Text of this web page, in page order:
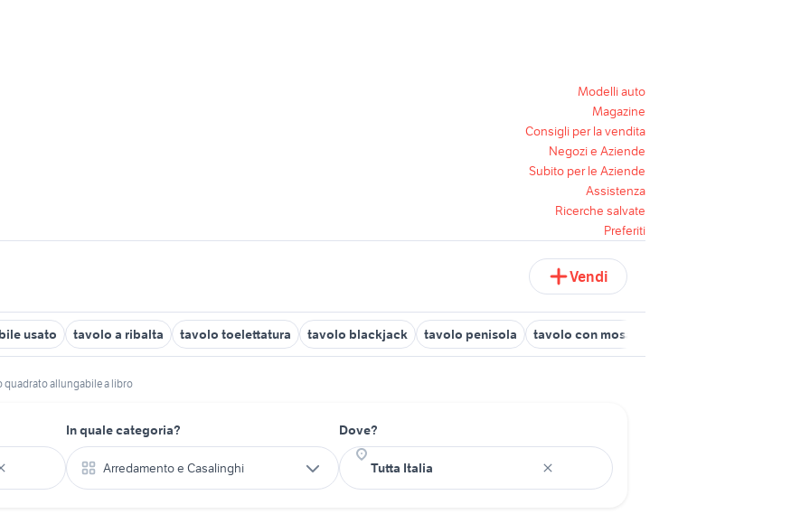
Modelli auto
Magazine
Consigli per la vendita
Negozi e Aziende
Subito per le Aziende
Assistenza
Ricerche salvate
Preferiti
Vendi
usato tavolo a ribalta tavolo toelettatura tavolo blackjack tavolo penisola tavolo con mosaico fai da te
quadrato allungabile a libro
In quale categoria?
Arredamento e Casalinghi
Dove?